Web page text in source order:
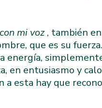
mi voz, también
que es su
en entusiasmo y
a esta hay que